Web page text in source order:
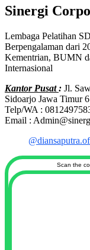
Sinergi
Lembaga Pelatihan
Berpengalaman dari
Kementrian, BUMN
Internasional
Kantor Pusat: Jl.
Sidoarjo Jawa Timur
Telp/WA :
Email :
Scan the